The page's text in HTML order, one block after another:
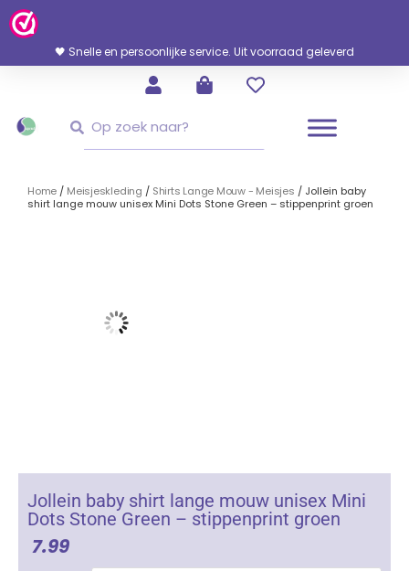
Ga
Naar
Inhoud
🖤 Snelle en persoonlijke service. Uit voorraad geleverd
Home / Meisjeskleding / Shirts Lange Mouw - Meisjes / Jollein baby
shirt lange mouw unisex Mini Dots Stone Green – stippenprint groen
Jollein baby shirt lange mouw unisex Mini
Dots Stone Green – stippenprint groen
7.99